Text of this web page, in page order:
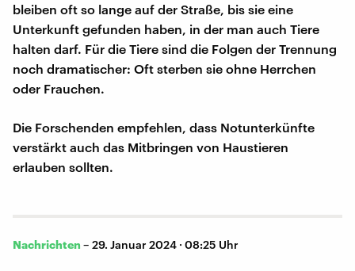
bleiben oft so lange auf der Straße, bis sie eine
Unterkunft gefunden haben, in der man auch Tiere
halten darf. Für die Tiere sind die Folgen der Trennung
noch dramatischer: Oft sterben sie ohne Herrchen
oder Frauchen.
Die Forschenden empfehlen, dass Notunterkünfte
verstärkt auch das Mitbringen von Haustieren
erlauben sollten.
Nachrichten – 29. Januar 2024 · 08:25 Uhr